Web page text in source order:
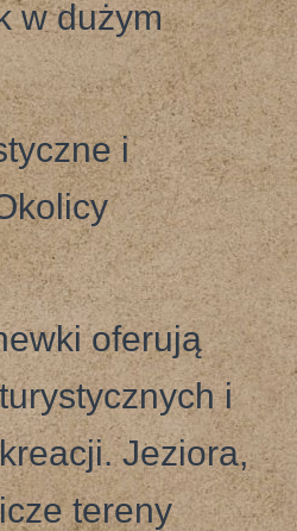
w dużym
i
oferują
i
Jeziora,
tereny